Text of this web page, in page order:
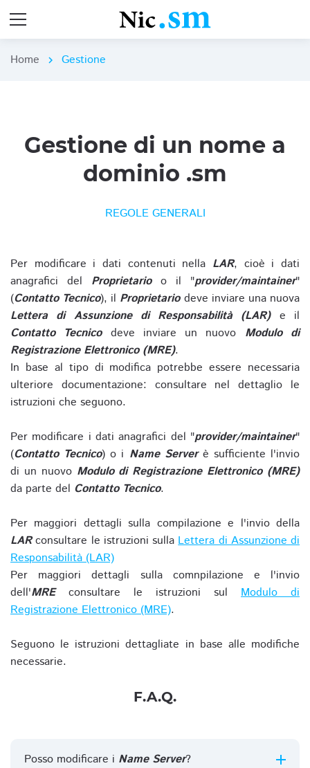
Home chevron_right Gestione
Gestione di un nome a
dominio .sm
REGOLE GENERALI
Per modificare i dati contenuti nella LAR, cioè i dati
anagrafici del Proprietarioo il "provider/maintainer"
(Contatto Tecnico), il Proprietariodeve inviare una nuova
Lettera di Assunzione di Responsabilità (LAR)e il
Contatto Tecnicodeve inviare un nuovo Modulo di
Registrazione Elettronico (MRE).
In base al tipo di modifica potrebbe essere necessaria
ulteriore documentazione: consultare nel dettaglio le
istruzioni che seguono.
Per modificare i dati anagrafici del "provider/maintainer"
(Contatto Tecnico) o i Name Serverè sufficiente l'invio
di un nuovo Modulo di Registrazione Elettronico (MRE)
da parte del Contatto Tecnico.
Per maggiori dettagli sulla compilazione e l'invio della
LARconsultare le istruzioni sullaLettera di Assunzione di
Responsabilità (LAR)
Per maggiori dettagli sulla comnpilazione e l'invio
dell'MREconsultare le istruzioni sul Modulo di
Registrazione Elettronico (MRE).
Seguono le istruzioni dettagliate in base alle modifiche
necessarie.
F.A.Q.
Posso modificare i Name Server?